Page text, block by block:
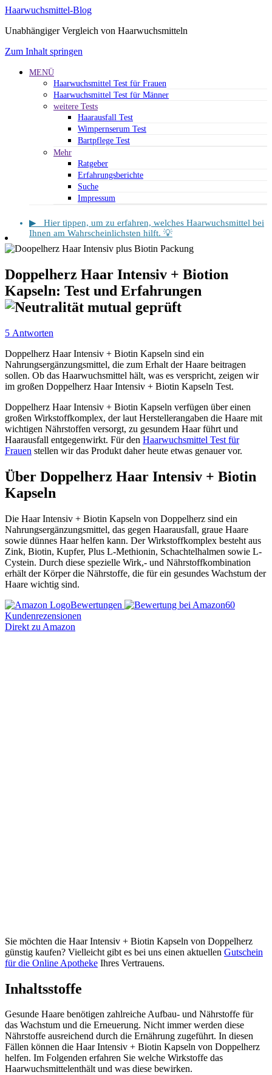
Haarwuchsmittel-Blog
Unabhängiger Vergleich von Haarwuchsmitteln
Zum Inhalt springen
MENÜ
Haarwuchsmittel Test für Frauen
Haarwuchsmittel Test für Männer
weitere Tests
Haarausfall Test
Wimpernserum Test
Bartpflege Test
Mehr
Ratgeber
Erfahrungsberichte
Suche
Impressum
▶ Hier tippen, um zu erfahren, welches Haarwuchsmittel bei
Ihnen am Wahrscheinlichsten hilft. 💡
Doppelherz Haar Intensiv + Biotion
Kapseln: Test und Erfahrungen
5 Antworten
Doppelherz Haar Intensiv + Biotin Kapseln sind ein
Nahrungsergänzungsmittel, die zum Erhalt der Haare beitragen
sollen. Ob das Haarwuchsmittel hält, was es verspricht, zeigen wir
im großen Doppelherz Haar Intensiv + Biotin Kapseln Test.
Doppelherz Haar Intensiv + Biotin Kapseln verfügen über einen
großen Wirkstoffkomplex, der laut Herstellerangaben die Haare mit
wichtigen Nährstoffen versorgt, zu gesundem Haar führt und
Haarausfall entgegenwirkt. Für den Haarwuchsmittel Test für
Frauen stellen wir das Produkt daher heute etwas genauer vor.
Über Doppelherz Haar Intensiv + Biotin
Kapseln
Die Haar Intensiv + Biotin Kapseln von Doppelherz sind ein
Nahrungsergänzungsmittel, das gegen Haarausfall, graue Haare
sowie dünnes Haar helfen kann. Der Wirkstoffkomplex besteht aus
Zink, Biotin, Kupfer, Plus L-Methionin, Schachtelhalmen sowie L-
Cystein. Durch diese spezielle Wirk,- und Nährstoffkombination
erhält der Körper die Nährstoffe, die für ein gesundes Wachstum der
Haare wichtig sind.
Bewertungen
60
Kundenrezensionen
Direkt zu Amazon
Sie möchten die Haar Intensiv + Biotin Kapseln von Doppelherz
günstig kaufen? Vielleicht gibt es bei uns einen aktuellen Gutschein
für die Online Apotheke Ihres Vertrauens.
Inhaltsstoffe
Gesunde Haare benötigen zahlreiche Aufbau- und Nährstoffe für
das Wachstum und die Erneuerung. Nicht immer werden diese
Nährstoffe ausreichend durch die Ernährung zugeführt. In diesen
Fällen können die Haar Intensiv + Biotin Kapseln von Doppelherz
helfen. Im Folgenden erfahren Sie welche Wirkstoffe das
Haarwuchsmittelenthält und was diese bewirken.